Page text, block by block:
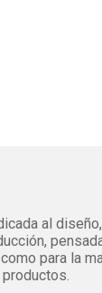
al
para la